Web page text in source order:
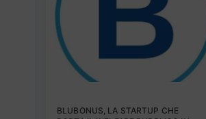
BLUBONUS, LA STARTUP CHE